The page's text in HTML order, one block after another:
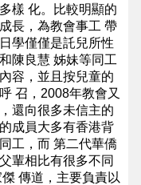
樣 化。比較明顯的
長，為教會事工 帶
學僅僅是託兒所性
陳良慧 姊妹等同工
容，並且按兒童的
召，2008年教會又
還向很多未信主的
成員大多有香港背
工，而 第二代華僑
輩相比有很多不同
傳道，主要負責以